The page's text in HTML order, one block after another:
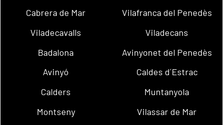
Cabrera de Mar
Vilafranca del Penedès
Viladecavalls
Viladecans
Badalona
Avinyonet del Penedès
Avinyó
Caldes d´Estrac
Calders
Muntanyola
Montseny
Vilassar de Mar